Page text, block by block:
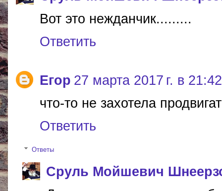
Вот это нежданчик.........
Ответить
Егор 27 марта 2017 г. в 21:42
что-то не захотела
Ответить
Ответы
Сруль Мойшевич